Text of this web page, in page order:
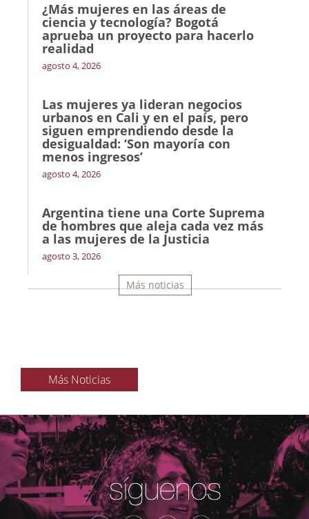
¿Más mujeres en las áreas de
ciencia y tecnología? Bogotá
aprueba un proyecto para hacerlo
realidad
agosto 4, 2026
Las mujeres ya lideran negocios
urbanos en Cali y en el país, pero
siguen emprendiendo desde la
desigualdad: ‘Son mayoría con
menos ingresos’
agosto 4, 2026
Argentina tiene una Corte Suprema
de hombres que aleja cada vez más
a las mujeres de la Justicia
agosto 3, 2026
Más noticias
Más Noticias